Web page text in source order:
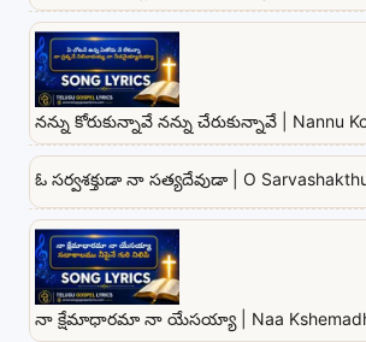
నన్ను కోరుకున్నావే నన్ను చేరుకున్నావే | Nannu
ఓ సర్వశక్తుడా నా సత్యదేవుడా | O
నా క్షేమాధారమా నా యేసయ్యా | Naa